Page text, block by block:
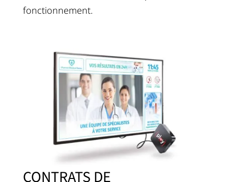
fonctionnement.
CONTRATS DE